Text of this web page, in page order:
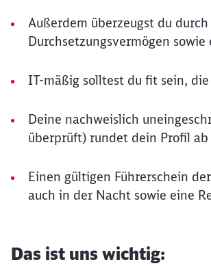
Außerdem überzeugst du
Durchsetzungsvermögen
IT-mäßig solltest du fit sein,
Deine nachweislich
überprüft) rundet dein Profil ab
Einen gültigen Führerschein
auch in der Nacht sowie eine
Das ist uns wichtig: